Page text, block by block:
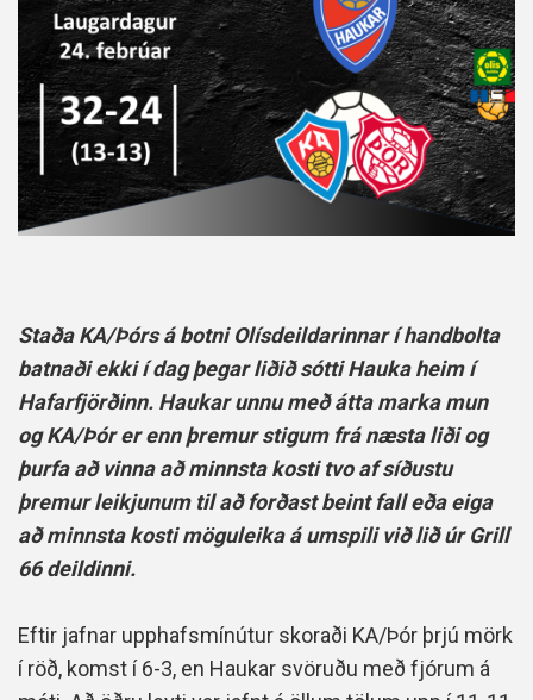
Staða KA/Þórs á botni Olísdeildarinnar í handbolta
batnaði ekki í dag þegar liðið sótti Hauka heim í
Hafarfjörðinn. Haukar unnu með átta marka mun
og KA/Þór er enn þremur stigum frá næsta liði og
þurfa að vinna að minnsta kosti tvo af síðustu
þremur leikjunum til að forðast beint fall eða eiga
að minnsta kosti möguleika á umspili við lið úr Grill
66 deildinni.
Eftir jafnar upphafsmínútur skoraði KA/Þór þrjú mörk
í röð, komst í 6-3, en Haukar svöruðu með fjórum á